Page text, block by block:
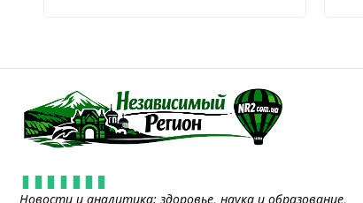
Новости и аналитика: здоровье, наука и образование,